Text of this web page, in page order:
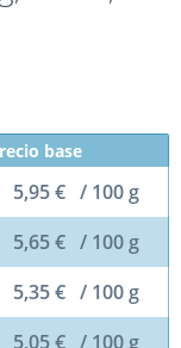
base
5,95 € / 100 g
5,65 € / 100 g
5,35 € / 100 g
5,05 € / 100 g